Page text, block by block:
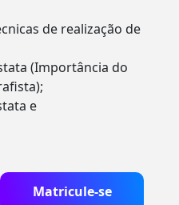
de realização de
(Importância do
e
Matricule-se